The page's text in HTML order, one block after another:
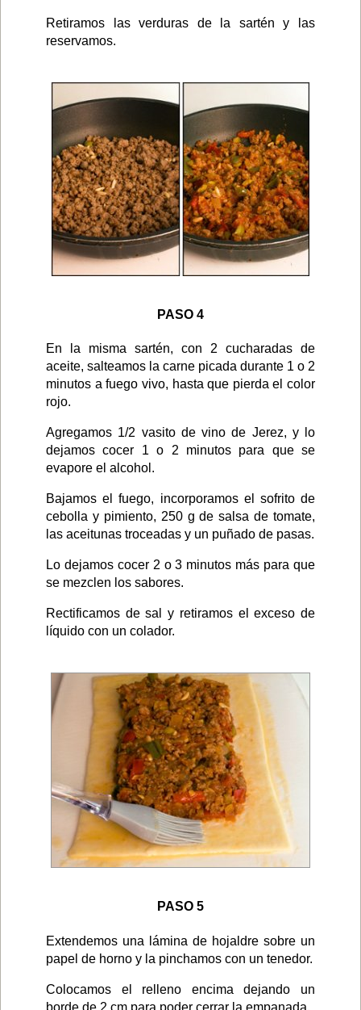
Retiramos las verduras de la sartén y las
reservamos.
PASO 4
En la misma sartén, con 2 cucharadas de
aceite, salteamos la carne picada durante 1 o 2
minutos a fuego vivo, hasta que pierda el color
rojo.
Agregamos 1/2 vasito de vino de Jerez, y lo
dejamos cocer 1 o 2 minutos para que se
evapore el alcohol.
Bajamos el fuego, incorporamos el sofrito de
cebolla y pimiento, 250 g de salsa de tomate,
las aceitunas troceadas y un puñado de pasas.
Lo dejamos cocer 2 o 3 minutos más para que
se mezclen los sabores.
Rectificamos de sal y retiramos el exceso de
líquido con un colador.
PASO 5
Extendemos una lámina de hojaldre sobre un
papel de horno y la pinchamos con un tenedor.
Colocamos el relleno encima dejando un
borde de 2 cm para poder cerrar la empanada.